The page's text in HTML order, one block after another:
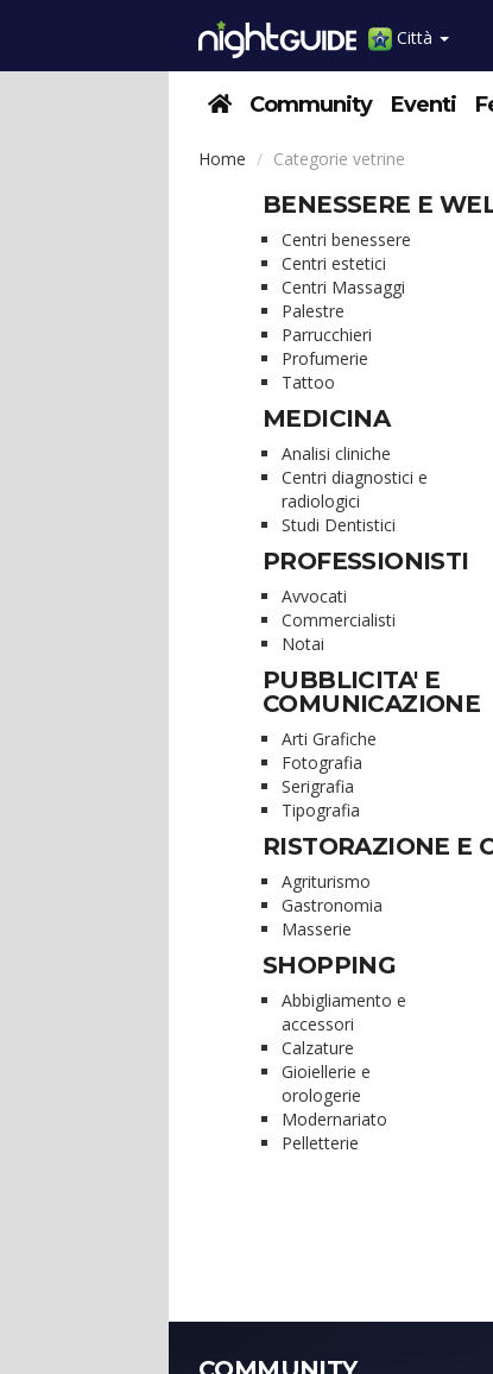
Città
Community Eventi
Home Categorie vetrine
BENESSERE E
Centri benessere
Centri estetici
Centri Massaggi
Palestre
Parrucchieri
Profumerie
Tattoo
MEDICINA
Analisi cliniche
Centri diagnostici e
radiologici
Studi Dentistici
PROFESSIONISTI
Avvocati
Commercialisti
Notai
PUBBLICITA' E
COMUNICAZIONE
Arti Grafiche
Fotografia
Serigrafia
Tipografia
RISTORAZIONE E
Agriturismo
Gastronomia
Masserie
SHOPPING
Abbigliamento e
accessori
Calzature
Gioiellerie e
orologerie
Modernariato
Pelletterie